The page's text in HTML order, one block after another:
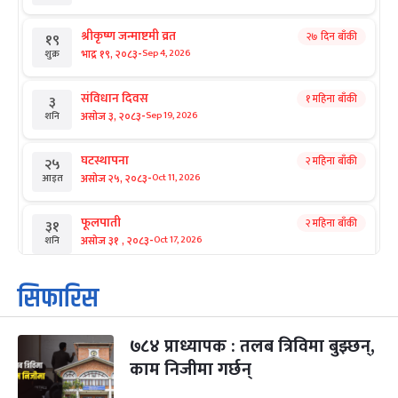
१९
शुक्र
श्रीकृष्ण जन्माष्टमी व्रत
भाद्र १९, २०८३-Sep 4, 2026
२७ दिन बाँकी
३
शनि
संविधान दिवस
असोज ३, २०८३-Sep 19, 2026
१ महिना बाँकी
२५
आइत
घटस्थापना
असोज २५, २०८३-Oct 11, 2026
२ महिना बाँकी
३१
शनि
फूलपाती
असोज ३१ , २०८३-Oct 17, 2026
२ महिना बाँकी
१
आइत
कार्तिक सङ्क्रान्ति
कार्तिक १, २०८३
३
मंगल
महानवमी
कार्तिक ३, २०८३-Oct 20, 2026
२ महिना बाँकी
सिफारिस
७८४ प्राध्यापक : तलब त्रिविमा बुझ्छन्,
काम निजीमा गर्छन्